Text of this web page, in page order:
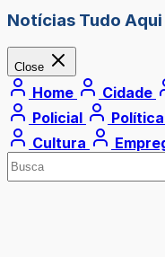
Notícias Tudo Aqui
Close
Home Cidade
Policial
Política
Cultura